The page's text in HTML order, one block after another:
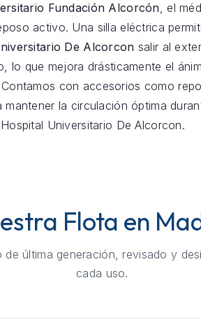
Fundación Alcorcón, el
activo. Una silla eléctrica
De Alcorcon salir al
lo que mejora drásticamente el
con accesorios como
mantener la circulación óptima
Universitario De Alcorcon.
Flota en
de última generación, revisado y
cada uso.